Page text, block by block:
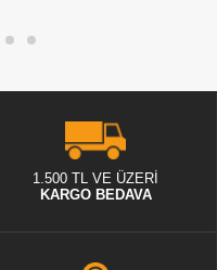
1.500 TL VE ÜZERİ
KARGO BEDAVA